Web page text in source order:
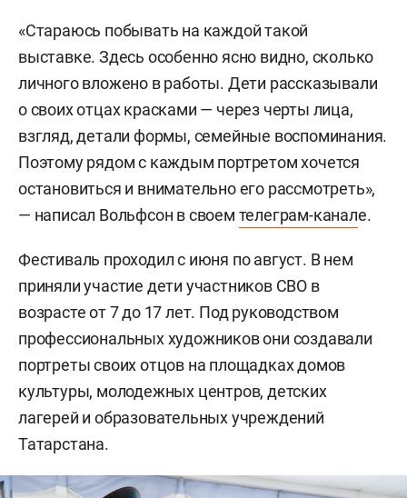
«Стараюсь побывать на каждой такой
выставке. Здесь особенно ясно видно, сколько
личного вложено в работы. Дети рассказывали
о своих отцах красками — через черты лица,
взгляд, детали формы, семейные воспоминания.
Поэтому рядом с каждым портретом хочется
остановиться и внимательно его рассмотреть»,
— написал Вольфсон в своем телеграм-канале.
Фестиваль проходил с июня по август. В нем
приняли участие дети участников СВО в
возрасте от 7 до 17 лет. Под руководством
профессиональных художников они создавали
портреты своих отцов на площадках домов
культуры, молодежных центров, детских
лагерей и образовательных учреждений
Татарстана.